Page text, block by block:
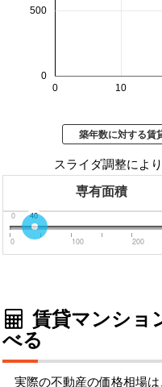
0 10
0
500
築年数に対する賃
スライダ調整によ
専有面積
0 40
0 100 200
賃貸マンショ
べる
実際の不動産の価格相場